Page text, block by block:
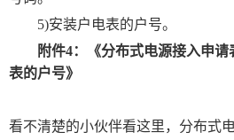
5)安装户电表的户号。
附件4：《分布式电源接入申
表的户号》
看不清楚的小伙伴看这里，分布式